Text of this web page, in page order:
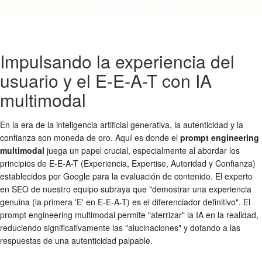
Impulsando la experiencia del
usuario y el E-E-A-T con IA
multimodal
En la era de la inteligencia artificial generativa, la autenticidad y la
confianza son moneda de oro. Aquí es donde el prompt engineering
multimodal juega un papel crucial, especialmente al abordar los
principios de E-E-A-T (Experiencia, Expertise, Autoridad y Confianza)
establecidos por Google para la evaluación de contenido. El experto
en SEO de nuestro equipo subraya que "demostrar una experiencia
genuina (la primera 'E' en E-E-A-T) es el diferenciador definitivo". El
prompt engineering multimodal permite "aterrizar" la IA en la realidad,
reduciendo significativamente las "alucinaciones" y dotando a las
respuestas de una autenticidad palpable.